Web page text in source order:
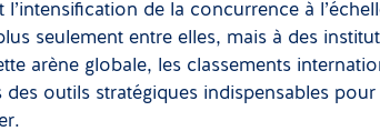
de la concurrence à
seulement entre elles, mais à des
arène globale, les classements
des outils stratégiques indispensables pour